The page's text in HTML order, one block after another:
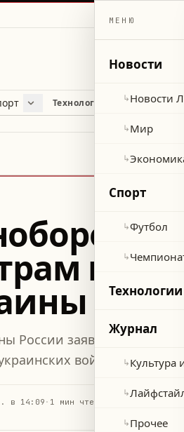
Технологии и наука
и
России заявило о
войск за
в 14:09 · 1 мин чтения
МЕНЮ
Новости
↳Новости
↳Мир
↳
Спорт
↳Футбол
↳
Технологии
Журнал
↳Культура
↳
↳Прочее